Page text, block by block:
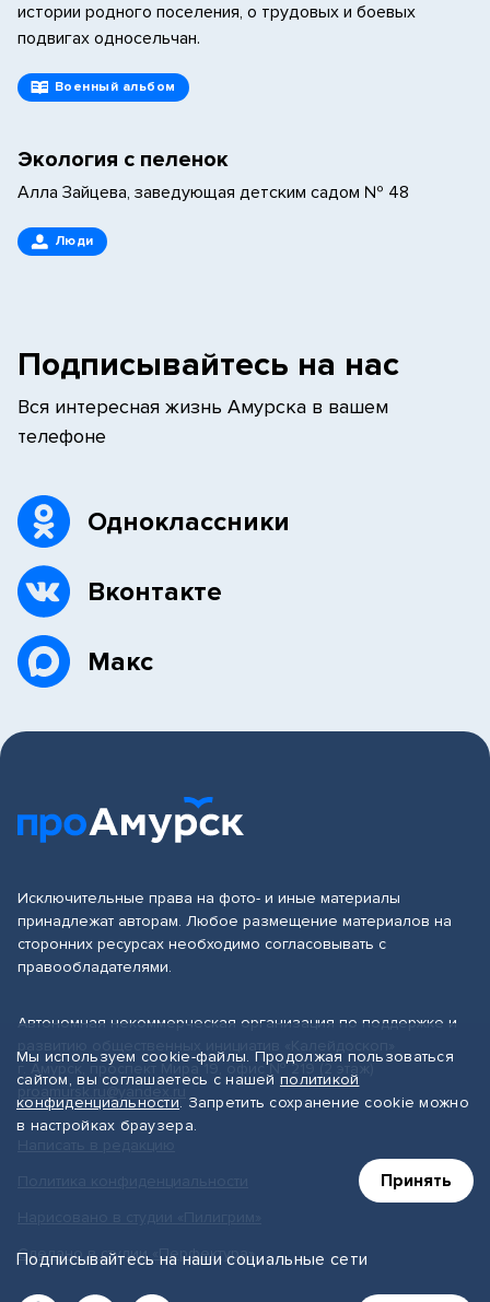
истории родного поселения, о трудовых и боевых
подвигах односельчан.
Военный альбом
Экология с пеленок
Алла Зайцева, заведующая детским садом № 48
Люди
Подписывайтесь на нас
Вся интересная жизнь Амурска в вашем
телефоне
Одноклассники
Вконтакте
Макс
Исключительные права на фото- и иные материалы
принадлежат авторам. Любое размещение материалов на
сторонних ресурсах необходимо согласовывать с
правообладателями.
Автономная некоммерческая организация по поддержке и
г. Амурск, проспект Мира 19, офис № 219 (2 этаж)
proamursk.ru@yandex.ru
Сделано в студии «Перфектура»
Мы используем cookie-файлы. Продолжая пользоваться
сайтом, вы соглашаетесь с нашей политикой
конфиденциальности. Запретить сохранение cookie можно
в настройках браузера.
Принять
Подписывайтесь на наши социальные сети